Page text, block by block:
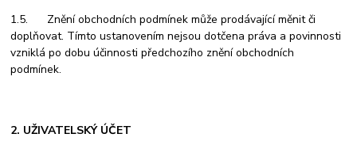
1.5. Znění obchodních podmínek může prodávající měnit či
doplňovat. Tímto ustanovením nejsou dotčena práva a povinnosti
vzniklá po dobu účinnosti předchozího znění obchodních
podmínek.
2. UŽIVATELSKÝ ÚČET